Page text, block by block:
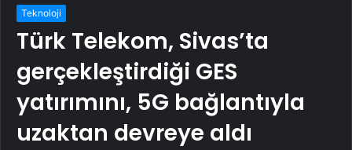
Teknoloji
Türk Telekom, Sivas’ta
gerçekleştirdiği GES
yatırımını, 5G bağlantıyla
uzaktan devreye aldı